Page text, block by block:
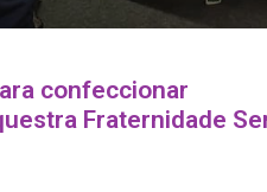
confeccionar
Fraternidade